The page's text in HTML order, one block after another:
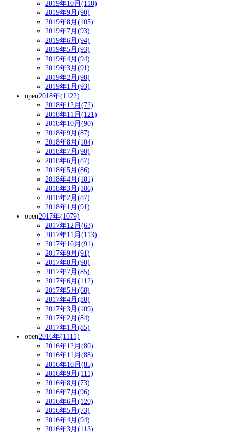
2019年10月(110)
2019年9月(90)
2019年8月(105)
2019年7月(93)
2019年6月(94)
2019年5月(93)
2019年4月(94)
2019年3月(91)
2019年2月(90)
2019年1月(93)
open2018年(1122)
2018年12月(72)
2018年11月(121)
2018年10月(90)
2018年9月(87)
2018年8月(104)
2018年7月(90)
2018年6月(87)
2018年5月(86)
2018年4月(101)
2018年3月(106)
2018年2月(87)
2018年1月(91)
open2017年(1079)
2017年12月(63)
2017年11月(113)
2017年10月(91)
2017年9月(91)
2017年8月(90)
2017年7月(85)
2017年6月(112)
2017年5月(68)
2017年4月(88)
2017年3月(109)
2017年2月(84)
2017年1月(85)
open2016年(1111)
2016年12月(80)
2016年11月(88)
2016年10月(85)
2016年9月(111)
2016年8月(73)
2016年7月(96)
2016年6月(120)
2016年5月(73)
2016年4月(94)
2016年3月(113)